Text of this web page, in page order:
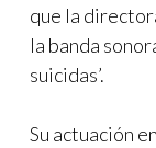
que la
la banda
suicidas’.
Su actuación